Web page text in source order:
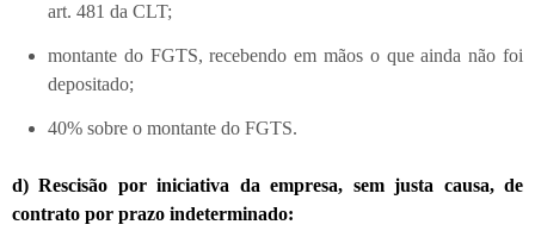
art. 481 da CLT;
montante do FGTS, recebendo em mãos o que ainda não foi
depositado;
40% sobre o montante do FGTS.
d) Rescisão por iniciativa da empresa, sem justa causa, de
contrato por prazo indeterminado: